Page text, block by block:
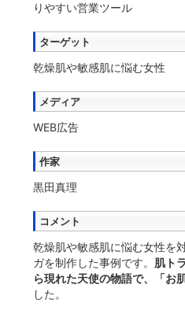
りやすい営業ツール
ターゲット
乾燥肌や敏感肌に悩む女性
メディア
WEB広告
作家
黒田真理
コメント
乾燥肌や敏感肌に悩む女性を
ガを制作した事例です。 肌ト
ら現れた天使の物語で、「お
した。